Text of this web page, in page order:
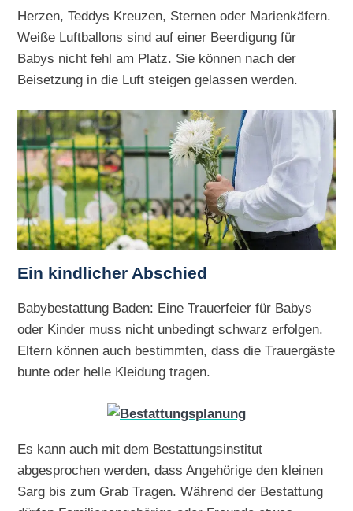
Herzen, Teddys Kreuzen, Sternen oder Marienkäfern.
Weiße Luftballons sind auf einer Beerdigung für
Babys nicht fehl am Platz. Sie können nach der
Beisetzung in die Luft steigen gelassen werden.
Ein kindlicher Abschied
Babybestattung Baden: Eine Trauerfeier für Babys
oder Kinder muss nicht unbedingt schwarz erfolgen.
Eltern können auch bestimmten, dass die Trauergäste
bunte oder helle Kleidung tragen.
Es kann auch mit dem Bestattungsinstitut
abgesprochen werden, dass Angehörige den kleinen
Sarg bis zum Grab Tragen. Während der Bestattung